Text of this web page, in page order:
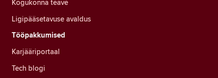
Ligipääsetavuse avaldus
Tööpakkumised
Karjääriportaal
Tech blogi